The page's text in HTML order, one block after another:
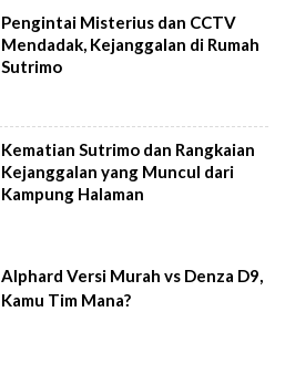
Pengintai Misterius dan CCTV
Mendadak, Kejanggalan di Rumah
Sutrimo
Kematian Sutrimo dan Rangkaian
Kejanggalan yang Muncul dari
Kampung Halaman
Alphard Versi Murah vs Denza D9,
Kamu Tim Mana?